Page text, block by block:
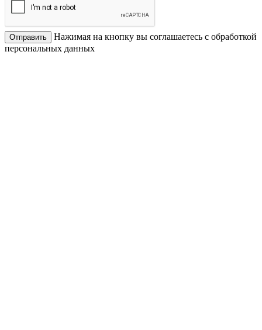
Отправить
Нажимая на кнопку вы соглашаетесь с обработкой
персональных данных